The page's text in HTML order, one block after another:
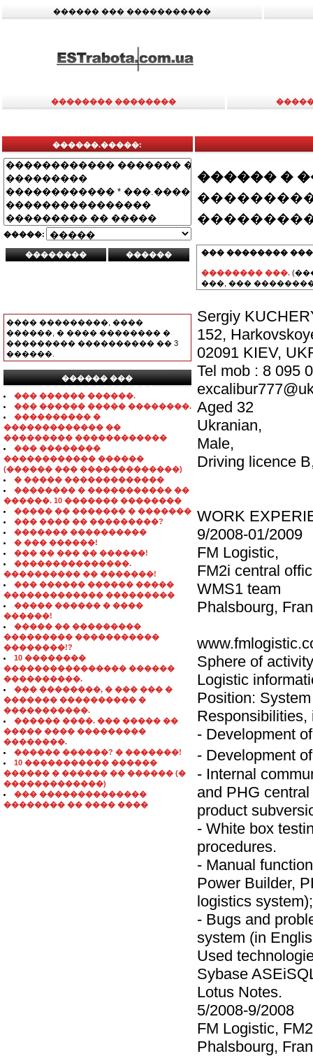
������ ��� �����������
�������� ��������
������.�����:
�����:
���� ���������, ����
������, � ���� �������� �
��������� ���������� �� 3
������.
������ ���
���������������
��� ������ ������.
��� ������ ����� ��������.
���������� �
������������� ��
��������� ������������
��� ��������
������������ ������
(������ ��� �������������)
� ����� �������������
�������� � ����������� ��
������. 10 ������� ��������
����� �� ������� � �������
��� ���� �� ���������?
������� ����������
� ��� ������!
��� �� ��� �� ������!
���������������.
���������� �� �������!
��� ������ ������ �����
������������� ���������
����� ������ � ����
������!
����� �� ���������
��������� �����������
��������!?
10 ��������
���������������� ������
����������.
��� ��������, � ��� ��� �
������� ���������� �
�����������.
������ ����. ��� ����� ��
����� ���� ���������
��������.
������ ������? � �������!
10 ����������� ������
������ � ������ �� ������ (�
�������������)
��� ��������������
�������� �� ���� ����
������ �
��� ��������
�������� ���.
���, ���
Sergiy
152,
02091 KIEV,
Tel mob : 8 095
Aged 32
Ukranian,
Male,
Driving licence
WORK
9/2008-01/2009
FM Logistic,
FM2i central
WMS1 team
Phalsbourg,
Sphere of
Logistic
Position:
Responsibilities,
- Development
- Development
- Internal
and PHG
product
- White box
procedures.
- Manual
Power Builder,
logistics system);
- Bugs and
system (in
Used
Sybase
Lotus Notes.
5/2008-9/2008
FM Logistic,
Phalsbourg,